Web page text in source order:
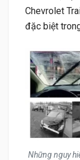
Chevrolet
đặc biệt
Những nguy